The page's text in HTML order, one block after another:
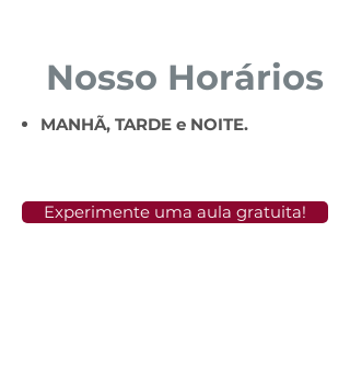
Nosso Horários
MANHÃ, TARDE e NOITE.
Experimente uma aula gratuita!